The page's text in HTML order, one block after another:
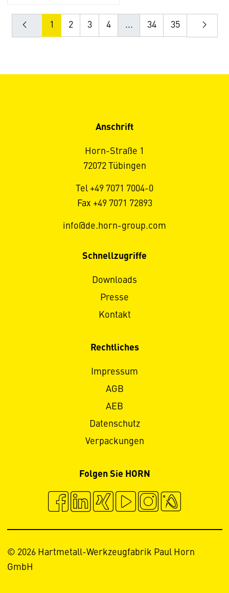
1 2 3 4 ... 34 35
Anschrift
Horn-Straße 1
72072 Tübingen
Tel +49 7071 7004-0
Fax +49 7071 72893
info@de.horn-group.com
Schnellzugriffe
Downloads
Presse
Kontakt
Rechtliches
Impressum
AGB
AEB
Datenschutz
Verpackungen
Folgen Sie HORN
© 2026 Hartmetall-Werkzeugfabrik Paul Horn
GmbH